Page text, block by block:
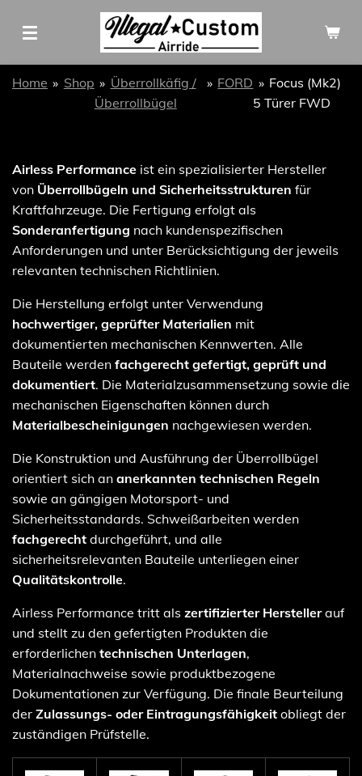
Hauptinhalt
Home » Shop » Überrollkäfig /
Überrollbügel
» FORD » Focus (Mk2)
5 Türer FWD
Airless Performance ist ein spezialisierter Hersteller
von Überrollbügeln und Sicherheitsstrukturen für
Kraftfahrzeuge. Die Fertigung erfolgt als
Sonderanfertigung nach kundenspezifischen
Anforderungen und unter Berücksichtigung der jeweils
relevanten technischen Richtlinien.
Die Herstellung erfolgt unter Verwendung
hochwertiger, geprüfter Materialien mit
dokumentierten mechanischen Kennwerten. Alle
Bauteile werden fachgerecht gefertigt, geprüft und
dokumentiert. Die Materialzusammensetzung sowie die
mechanischen Eigenschaften können durch
Materialbescheinigungen nachgewiesen werden.
Die Konstruktion und Ausführung der Überrollbügel
orientiert sich an anerkannten technischen Regeln
sowie an gängigen Motorsport- und
Sicherheitsstandards. Schweißarbeiten werden
fachgerecht durchgeführt, und alle
sicherheitsrelevanten Bauteile unterliegen einer
Qualitätskontrolle.
Airless Performance tritt als zertifizierter Herstellerauf
und stellt zu den gefertigten Produkten die
erforderlichen technischen Unterlagen,
Materialnachweise sowie produktbezogene
Dokumentationen zur Verfügung. Die finale Beurteilung
der Zulassungs- oder Eintragungsfähigkeit obliegt der
zuständigen Prüfstelle.